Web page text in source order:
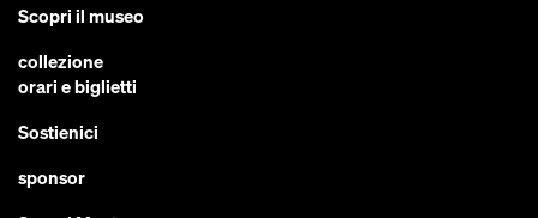
Scopri il museo
collezione
orari e biglietti
Sostienici
sponsor